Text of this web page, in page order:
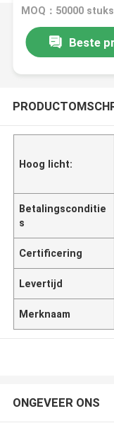
MOQ：50000 stuks
Beste
Hoog licht:
Betalingsconditie
s
Certificering
Levertijd
Merknaam
ONGEVEER ONS